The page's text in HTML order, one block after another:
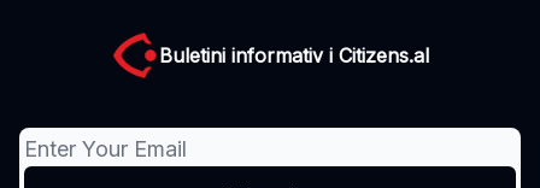
Buletini informativ i Citizens.al